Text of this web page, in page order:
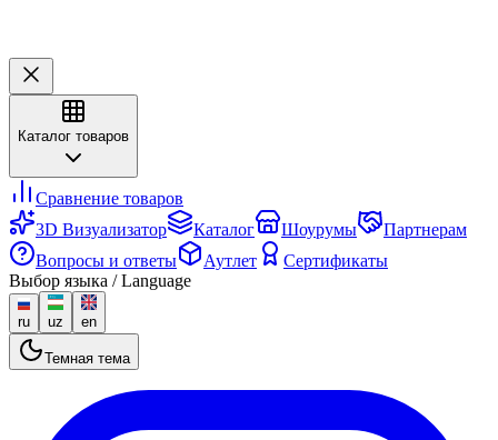
Каталог товаров
Сравнение товаров
3D Визуализатор
Каталог Шоурумы
Партнерам
Вопросы и ответы
Аутлет
Сертификаты
Выбор языка / Language
ru uz en
Темная тема